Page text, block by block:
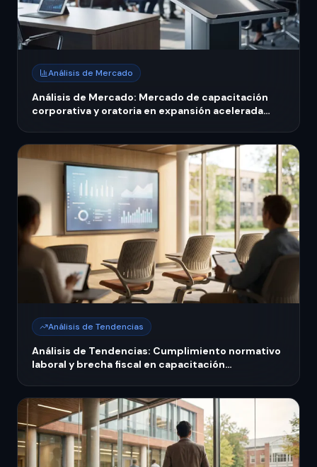
Análisis de Mercado
Análisis de Mercado: Mercado de capacitación
corporativa y oratoria en expansión acelerada
Análisis de Tendencias
Análisis de Tendencias: Cumplimiento normativo
laboral y brecha fiscal en capacitación